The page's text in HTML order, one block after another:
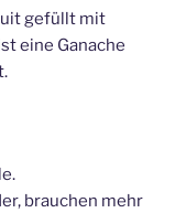
gefüllt mit
eine Ganache
brauchen mehr